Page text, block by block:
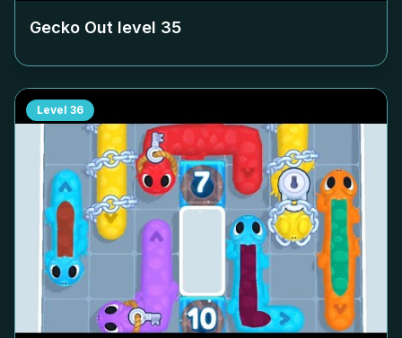
Gecko Out level 35
Level 36